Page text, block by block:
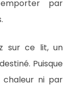
par
sur ce lit, un
Puisque
chaleur ni par